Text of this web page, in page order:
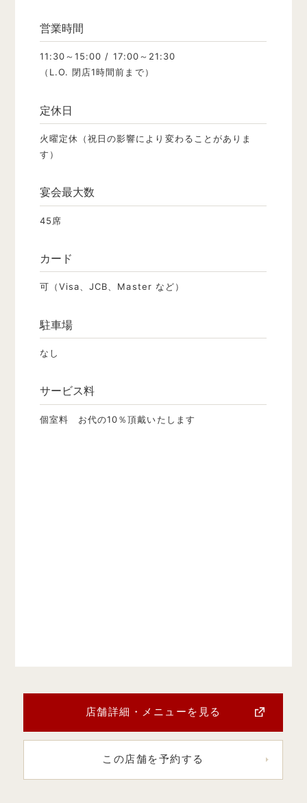
営業時間
11:30～15:00 / 17:00～21:30
（L.O. 閉店1時間前まで）
定休日
火曜定休（祝日の影響により変わることがありま
す）
宴会最大数
45席
カード
可（Visa、JCB、Master など）
駐車場
なし
サービス料
個室料 お代の10％頂戴いたします
店舗詳細・メニューを見る
この店舗を予約する